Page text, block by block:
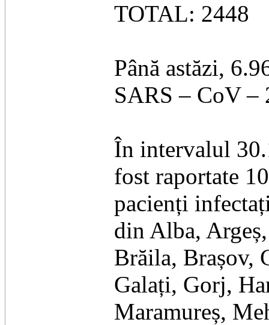
TOTAL: 2448
Până astăzi,
SARS – CoV –
În intervalul
fost raportate
pacienți
din Alba,
Brăila, Brașov,
Galați, Gorj,
Maramureș,